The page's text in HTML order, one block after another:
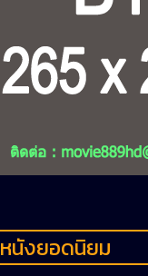
หนังยอดนิยม